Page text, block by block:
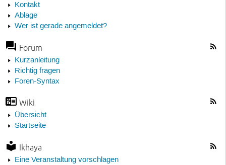
Kontakt
Ablage
Wer ist gerade angemeldet?
Forum
Kurzanleitung
Richtig fragen
Foren-Syntax
Wiki
Übersicht
Startseite
Ikhaya
Eine Veranstaltung vorschlagen